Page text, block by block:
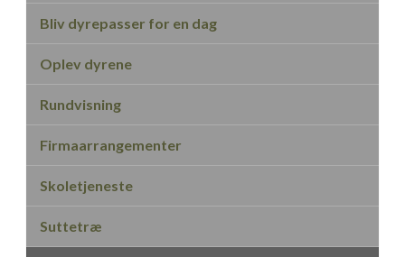
Bliv dyrepasser for en dag
Oplev dyrene
Rundvisning
Firmaarrangementer
Skoletjeneste
Suttetræ